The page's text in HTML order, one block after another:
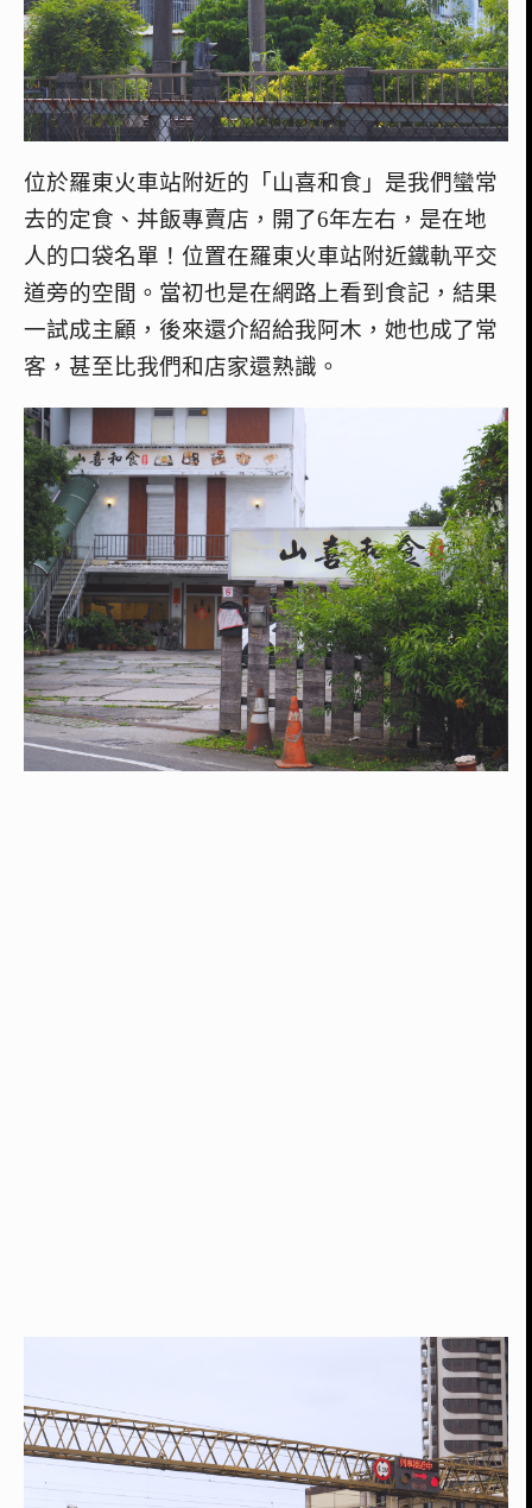
位於羅東火車站附近的「山喜和食」是我們蠻常
去的定食、丼飯專賣店，開了6年左右，是在地
人的口袋名單！位置在羅東火車站附近鐵軌平交
道旁的空間。當初也是在網路上看到食記，結果
一試成主顧，後來還介紹給我阿木，她也成了常
客，甚至比我們和店家還熟識。